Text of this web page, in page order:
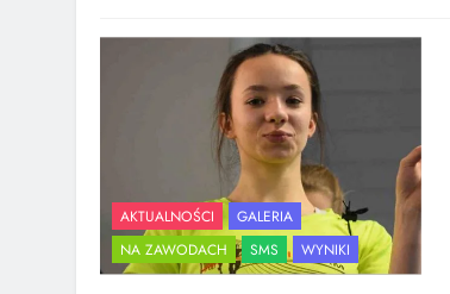
AKTUALNOŚCI
GALERIA
NA ZAWODACH
SMS WYNIKI